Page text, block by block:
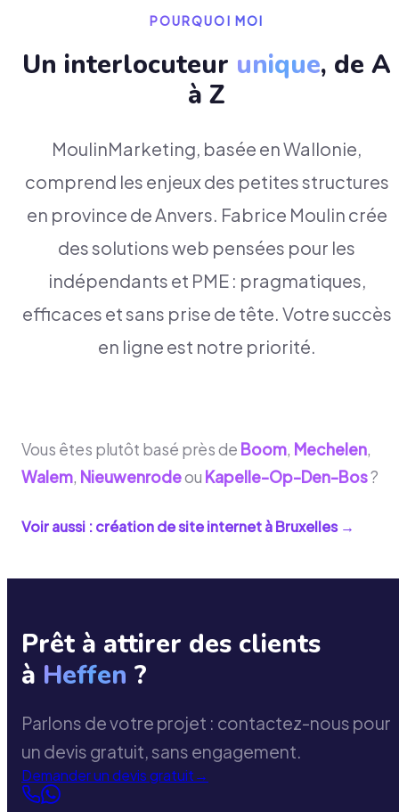
POURQUOI MOI
Un interlocuteur unique, de A
à Z
MoulinMarketing, basée en Wallonie,
comprend les enjeux des petites structures
en province de Anvers. Fabrice Moulin crée
des solutions web pensées pour les
indépendants et PME : pragmatiques,
efficaces et sans prise de tête. Votre succès
en ligne est notre priorité.
Vous êtes plutôt basé près de Boom, Mechelen,
Walem, Nieuwenrodeou Kapelle-Op-Den-Bos?
Voir aussi : création de site internet àBruxelles→
Prêt à attirer des clients
à Heffen ?
Parlons de votre projet : contactez-nous pour
un devis gratuit, sans engagement.
Demander un devis gratuit→